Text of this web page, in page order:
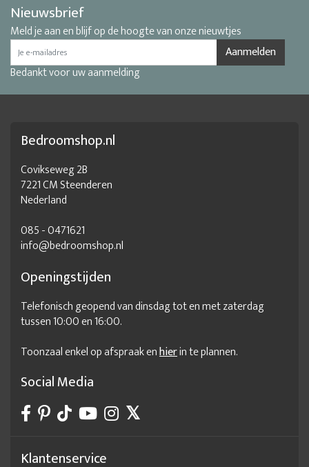
Nieuwsbrief
Meld je aan en blijf op de hoogte van onze nieuwtjes
Aanmelden
Bedankt voor uw aanmelding
Bedroomshop.nl
Covikseweg 2B
7221 CM Steenderen
Nederland
085 - 0471621
info@bedroomshop.nl
Openingstijden
Telefonisch geopend van dinsdag tot en met zaterdag
tussen 10:00 en 16:00.
Toonzaal enkel op afspraak enhierin te plannen.
Social Media
Klantenservice